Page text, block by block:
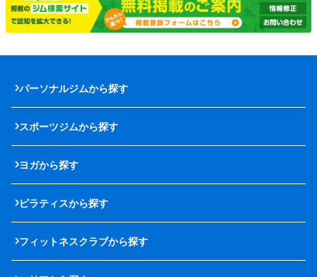
パーソナルジムから探す
スポーツジムから探す
ヨガから探す
ピラティスから探す
フィットネスクラブから探す